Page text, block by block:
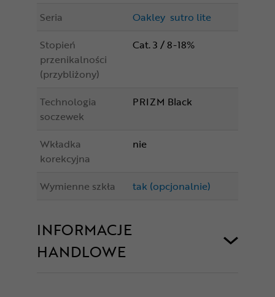
Seria
Oakley sutro lite
Stopień
przenikalności
(przybliżony)
Cat. 3 / 8-18%
Technologia
soczewek
PRIZM Black
Wkładka
korekcyjna
nie
Wymienne szkła tak (opcjonalnie)
INFORMACJE
HANDLOWE